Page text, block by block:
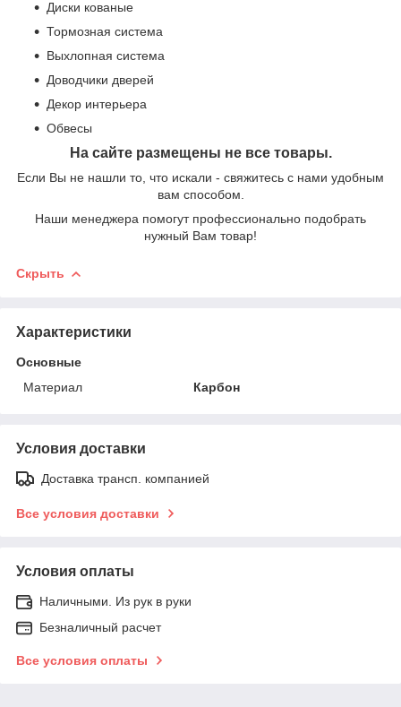
Диски кованые
Тормозная система
Выхлопная система
Доводчики дверей
Декор интерьера
Обвесы
На сайте размещены не все товары.
Если Вы не нашли то, что искали - свяжитесь с нами удобным
вам способом.
Наши менеджера помогут профессионально подобрать
нужный Вам товар!
Скрыть
Характеристики
Основные
Материал
Карбон
Условия доставки
Доставка трансп. компанией
Все условия доставки
Условия оплаты
Наличными. Из рук в руки
Безналичный расчет
Все условия оплаты